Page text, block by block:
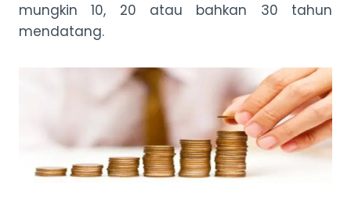
mungkin 10, 20 atau bahkan 30 tahun
mendatang.